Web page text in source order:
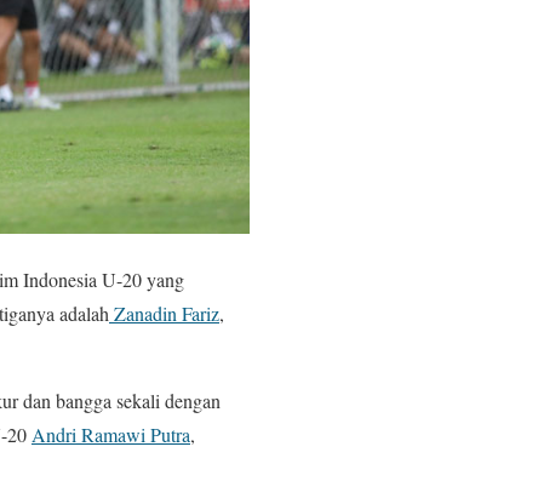
Indonesia U-20 yang
adalahZanadin Fariz,
dan bangga sekali dengan
20Andri Ramawi Putra,